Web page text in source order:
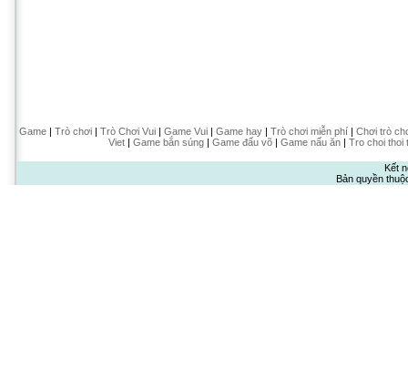
Game| Trò chơi| Trò Chơi Vui| Game Vui| Game hay| Trò chơi miễn phí| Chơi trò
Viet| Game bắn súng| Game đấu võ| Game nấu ăn| Tro choi thoi
Kết
Bản quyền